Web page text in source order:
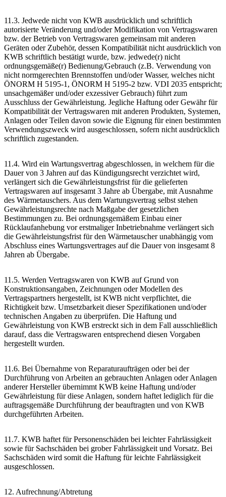
11.3. Jedwede nicht von KWB ausdrücklich und schriftlich
autorisierte Veränderung und/oder Modifikation von Vertragswaren
bzw. der Betrieb von Vertragswaren gemeinsam mit anderen
Geräten oder Zubehör, dessen Kompatibilität nicht ausdrücklich von
KWB schriftlich bestätigt wurde, bzw. jedwede(r) nicht
ordnungsgemäße(r) Bedienung/Gebrauch (z.B. Verwendung von
nicht normgerechten Brennstoffen und/oder Wasser, welches nicht
ÖNORM H 5195-1, ÖNORM H 5195-2 bzw. VDI 2035 entspricht;
unsachgemäßer und/oder exzessiver Gebrauch) führt zum
Ausschluss der Gewährleistung. Jegliche Haftung oder Gewähr für
Kompatibilität der Vertragswaren mit anderen Produkten, Systemen,
Anlagen oder Teilen davon sowie die Eignung für einen bestimmten
Verwendungszweck wird ausgeschlossen, sofern nicht ausdrücklich
schriftlich zugestanden.
11.4. Wird ein Wartungsvertrag abgeschlossen, in welchem für die
Dauer von 3 Jahren auf das Kündigungsrecht verzichtet wird,
verlängert sich die Gewährleistungsfrist für die gelieferten
Vertragswaren auf insgesamt 3 Jahre ab Übergabe, mit Ausnahme
des Wärmetauschers. Aus dem Wartungsvertrag selbst stehen
Gewährleistungsrechte nach Maßgabe der gesetzlichen
Bestimmungen zu. Bei ordnungsgemäßem Einbau einer
Rücklaufanhebung vor erstmaliger Inbetriebnahme verlängert sich
die Gewährleistungsfrist für den Wärmetauscher unabhängig vom
Abschluss eines Wartungsvertrages auf die Dauer von insgesamt 8
Jahren ab Übergabe.
11.5. Werden Vertragswaren von KWB auf Grund von
Konstruktionsangaben, Zeichnungen oder Modellen des
Vertragspartners hergestellt, ist KWB nicht verpflichtet, die
Richtigkeit bzw. Umsetzbarkeit dieser Spezifikationen und/oder
technischen Angaben zu überprüfen. Die Haftung und
Gewährleistung von KWB erstreckt sich in dem Fall ausschließlich
darauf, dass die Vertragswaren entsprechend diesen Vorgaben
hergestellt wurden.
11.6. Bei Übernahme von Reparaturaufträgen oder bei der
Durchführung von Arbeiten an gebrauchten Anlagen oder Anlagen
anderer Hersteller übernimmt KWB keine Haftung und/oder
Gewährleistung für diese Anlagen, sondern haftet lediglich für die
auftragsgemäße Durchführung der beauftragten und von KWB
durchgeführten Arbeiten.
11.7. KWB haftet für Personenschäden bei leichter Fahrlässigkeit
sowie für Sachschäden bei grober Fahrlässigkeit und Vorsatz. Bei
Sachschäden wird somit die Haftung für leichte Fahrlässigkeit
ausgeschlossen.
12. Aufrechnung/Abtretung